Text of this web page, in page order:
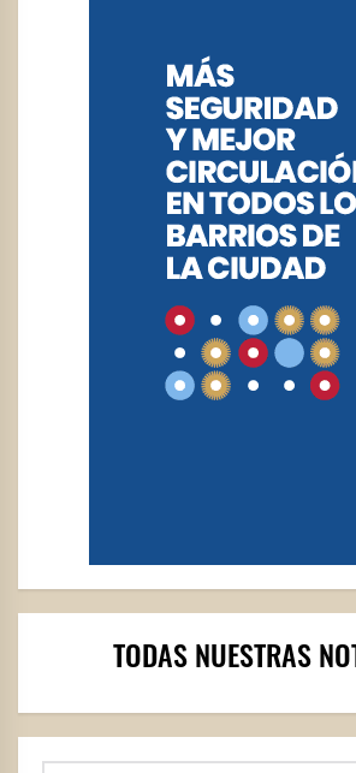
TODAS NUESTRAS